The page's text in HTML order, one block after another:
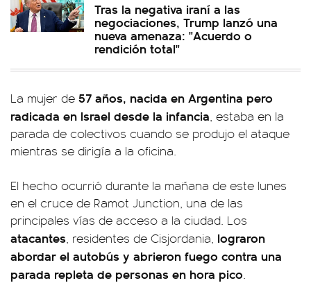
Tras la negativa iraní a las
negociaciones, Trump lanzó una
nueva amenaza: "Acuerdo o
rendición total"
La mujer de 57 años, nacida en Argentina pero
radicada en Israel desde la infancia, estaba en la
parada de colectivos cuando se produjo el ataque
mientras se dirigía a la oficina.
El hecho ocurrió durante la mañana de este lunes
en el cruce de Ramot Junction, una de las
principales vías de acceso a la ciudad. Los
atacantes, residentes de Cisjordania, lograron
abordar el autobús y abrieron fuego contra una
parada repleta de personas en hora pico.